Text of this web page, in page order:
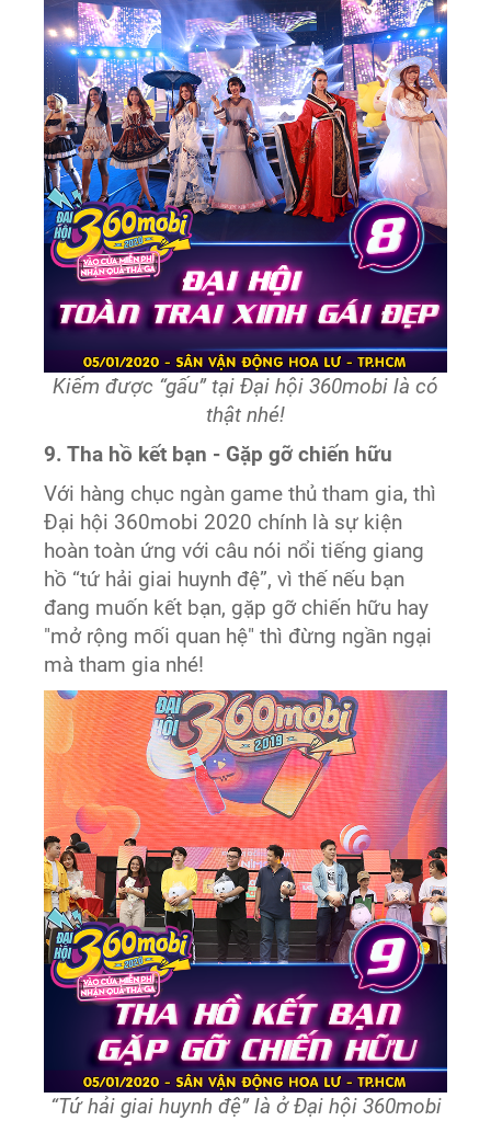
Kiếm được “gấu” tại Đại hội 360mobi là có
thật nhé!
9. Tha hồ kết bạn - Gặp gỡ chiến hữu
Với hàng chục ngàn game thủ tham gia, thì
Đại hội 360mobi 2020 chính là sự kiện
hoàn toàn ứng với câu nói nổi tiếng giang
hồ “tứ hải giai huynh đệ”, vì thế nếu bạn
đang muốn kết bạn, gặp gỡ chiến hữu hay
"mở rộng mối quan hệ" thì đừng ngần ngại
mà tham gia nhé!
“Tứ hải giai huynh đệ” là ở Đại hội 360mobi